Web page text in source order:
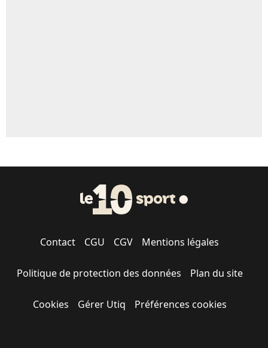
Contact CGU CGV Mentions légales
Politique de protection des données Plan du site
Cookies Gérer Utiq Préférences cookies